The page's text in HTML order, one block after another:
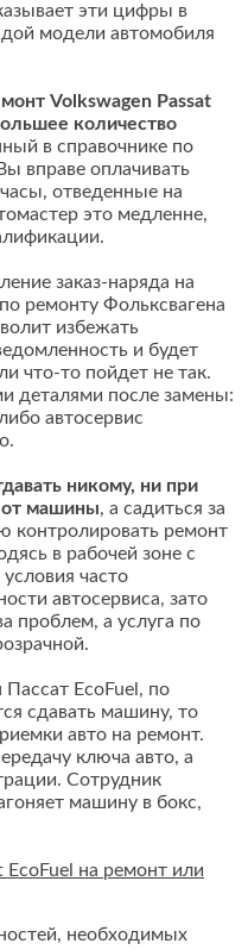
эти цифры в
модели автомобиля
Volkswagen Passat
количество
в справочнике по
вправе оплачивать
отведенные на
это медленне,
заказ-наряда на
ремонту Фольксвагена
избежать
и будет
что-то пойдет не так.
деталями после замены:
автосервис
никому, ни при
от машины, а садиться за
контролировать ремонт
в рабочей зоне с
часто
автосервиса, зато
проблем, а услуга по
EcoFuel, по
сдавать машину, то
авто на ремонт.
ключа авто, а
Сотрудник
машину в бокс,
на ремонт или
необходимых